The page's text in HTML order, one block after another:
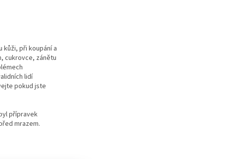
při koupání a
cukrovce, zánětu
lidí
pokud jste
přípravek
mrazem.